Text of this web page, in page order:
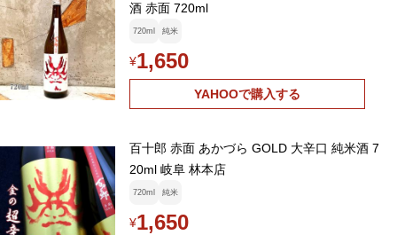
酒 赤面 720ml
720ml 純米
¥1,650
YAHOOで購入する
百十郎 赤面 あかづら GOLD 大辛口 純米酒 7
20ml 岐阜 林本店
720ml 純米
¥1,650